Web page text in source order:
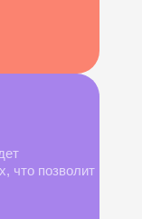
что позволит